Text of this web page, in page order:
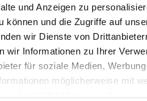
und Anzeigen zu
können und die Zugriffe auf
wir Dienste von
wir Informationen zu Ihrer
für soziale Medien,
möglicherweise mit
Heat the frozen product in
oven (200°C/hot air) for
frozen product in a preheated
for approx. 15 minutes.